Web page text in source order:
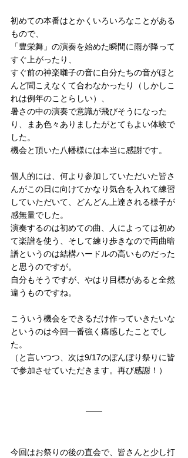
初めての本番はとかくいろいろなことがある
もので、
「豊栄舞」の演奏を始めた瞬間に雨が降って
すぐ上がったり、
すぐ前の神楽囃子の音に自分たちの音がほと
んど聞こえなくて合わなかったり（しかしこ
れは例年のことらしい）、
暑さの中の演奏で意識が飛びそうになった
り、まあ色々ありましたがとてもよい体験で
した。
機会と頂いた八幡様には本当に感謝です。
個人的には、何より参加していただいた皆さ
んがこの日に向けてかなり気合を入れて練習
していただいて、どんどん上達される様子が
感無量でした。
演奏するのは初めての曲、人によっては初め
て楽譜を使う、そして練り歩きなので両曲暗
譜というのは結構ハードルの高いものだった
と思うのですが。
自分もそうですが、やはり目標があると全然
違うものですね。
こういう機会をできるだけ作っていきたいな
というのは今回一番強く痛感したことでし
た。
（と言いつつ、次は9/17のぼんぼり祭りに皆
で参加させていただきます。再び感謝！）
今回はお祭りの後の直会で、皆さんと少し打